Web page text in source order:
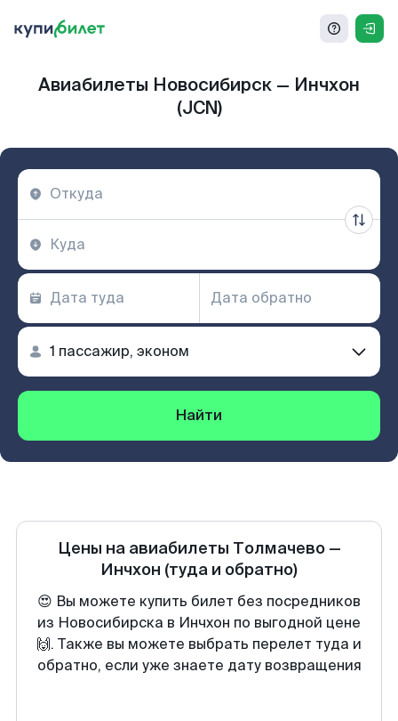
Авиабилеты Новосибирск — Инчхон
(JCN)
Найти
Цены на авиабилеты Толмачево—
Инчхон (туда и обратно)
😍 Вы можете купить билет без посредников
из Новосибирска в Инчхон по выгодной цене
🙌. Также вы можете выбрать перелет туда и
обратно, если уже знаете дату возвращения